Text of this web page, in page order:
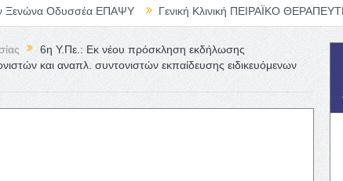
ΕΠΑΨΥ Γενική Κλινική ΠΕΙΡΑΪΚΟ ΘΕΡΑΠΕΥΤΗΡΙΟ Α. Ε. –
6η Υ.Πε.: Εκ νέου πρόσκληση εκδήλωσης
και αναπλ. συντονιστών εκπαίδευσης ειδικευόμενων